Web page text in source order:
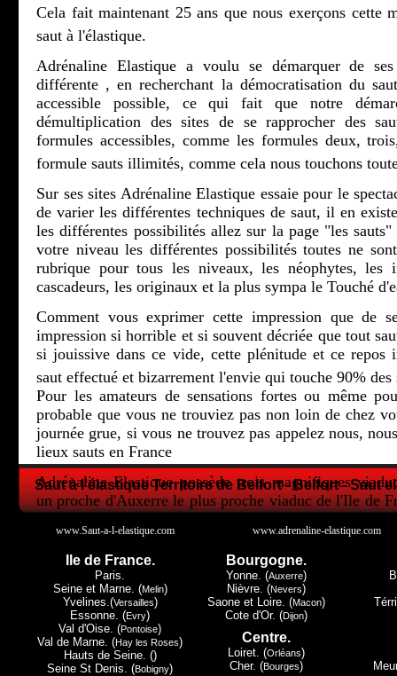
Saut à l'élastique Territoire de Belfort - Belfort - Saut
Ile de France.
Paris.
Seine et Marne. (Melin)
Yvelines.(Versailles)
Essonne. (Evry)
Val d'Oise. (Pontoise)
Val de Marne. (Hay les Roses)
Hauts de Seine. ()
Seine St Denis. (Bobigny)
Bourgogne.
Yonne. (Auxerre)
Nièvre. (Nevers)
Saone et Loire. (Macon)
Cote d'Or. (Dijon)
Centre.
Loiret. (Orléans)
Cher. (Bourges)
Cela fait maintenant 25 ans que nous exerçons cette
saut à l'élastique.
Adrénaline Elastique a voulu se démarquer de
différente , en recherchant la démocratisation du
accessible possible, ce qui fait que notre
démultiplication des sites de se rapprocher des
formules accessibles, comme les formules deux,
formule sauts illimités, comme cela nous touchons
Sur ses sites Adrénaline Elastique essaie pour le
de varier les différentes techniques de saut, il en
les différentes possibilités allez sur la page "les
votre niveau les différentes possibilités toutes ne
rubrique pour tous les niveaux, les néophytes, les
cascadeurs, les originaux et la plus sympa le Touché
Comment vous exprimer cette impression que de
impression si horrible et si souvent décriée que tout
si jouissive dans ce vide, cette plénitude et ce repos
saut effectué et bizarrement l'envie qui touche 90% des
Pour les amateurs de sensations fortes ou même
probable que vous ne trouviez pas non loin de chez
journée grue, si vous ne trouvez pas appelez nous,
lieux sauts en France
Adrénaline Elastique possède trois magnifiques
un proche d'Auxerre le plus proche viaduc de l'Ile de
la Lorraine et le petit dernier en Champagne Ardenne.
Tous les trois ont leur spécificité, Druyes les Belles
de Paris, Exermont lui dans les Ardennes c'est la
Luxembourg, mais c'est à Claudon et seulement à
Must du Must le touché d'eau.
Nous espérons vous avoir donné envie de regarder
donc peut-être pour un avenir proche, vous avoir
www.Saut-a-l-elastique.com www.adrenaline-elastique.com